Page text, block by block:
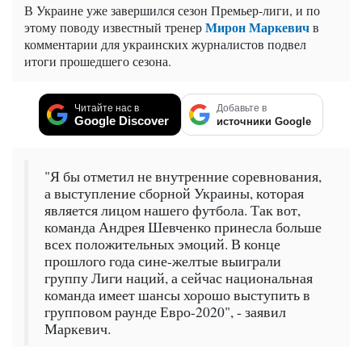
В Украине уже завершился сезон Премьер-лиги, и по
этому поводу известный тренерМирон Маркевичв
комментарии для украинских журналистов подвел
итоги прошедшего сезона.
Читайте нас в
Google Discover
Добавьте в
источники Google
"Я бы отметил не внутренние соревнования,
а выступление сборной Украины, которая
является лицом нашего футбола. Так вот,
команда Андрея Шевченко принесла больше
всех положительных эмоций. В конце
прошлого года сине-желтые выиграли
группу Лиги наций, а сейчас национальная
команда имеет шансы хорошо выступить в
групповом раунде Евро-2020", - заявил
Маркевич.